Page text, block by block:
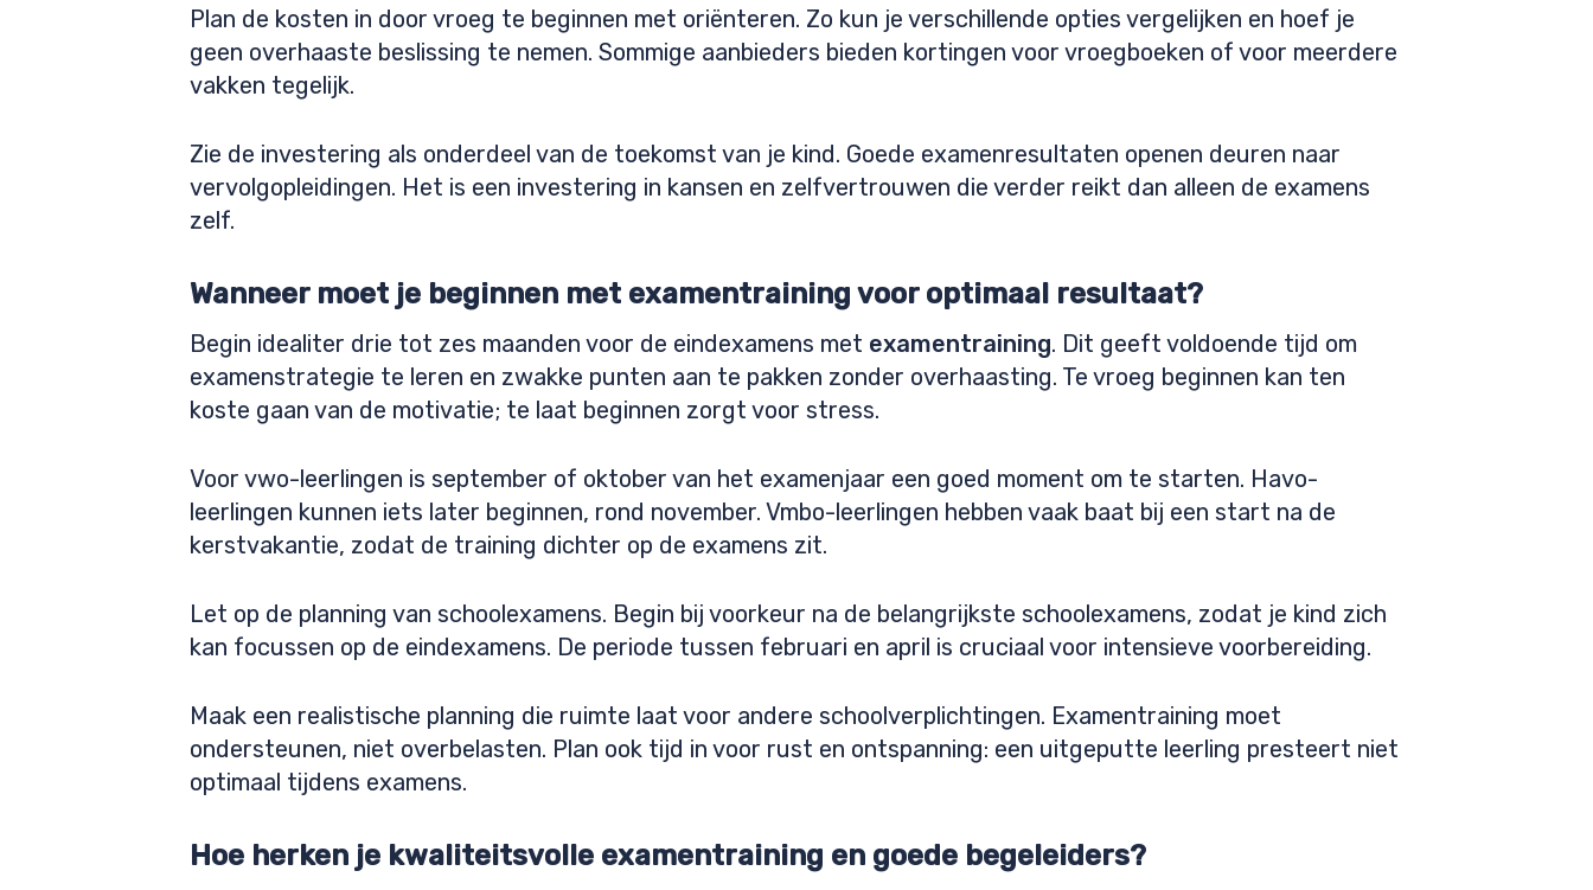
Plan de kosten in door vroeg te beginnen met oriënteren. Zo kun je verschillende opties vergelijken en hoef je
geen overhaaste beslissing te nemen. Sommige aanbieders bieden kortingen voor vroegboeken of voor meerdere
vakken tegelijk.
Zie de investering als onderdeel van de toekomst van je kind. Goede examenresultaten openen deuren naar
vervolgopleidingen. Het is een investering in kansen en zelfvertrouwen die verder reikt dan alleen de examens
zelf.
Wanneer moet je beginnen met examentraining voor optimaal resultaat?
Begin idealiter drie tot zes maanden voor de eindexamens met examentraining. Dit geeft voldoende tijd om
examenstrategie te leren en zwakke punten aan te pakken zonder overhaasting. Te vroeg beginnen kan ten
koste gaan van de motivatie; te laat beginnen zorgt voor stress.
Voor vwo-leerlingen is september of oktober van het examenjaar een goed moment om te starten. Havo-
leerlingen kunnen iets later beginnen, rond november. Vmbo-leerlingen hebben vaak baat bij een start na de
kerstvakantie, zodat de training dichter op de examens zit.
Let op de planning van schoolexamens. Begin bij voorkeur na de belangrijkste schoolexamens, zodat je kind zich
kan focussen op de eindexamens. De periode tussen februari en april is cruciaal voor intensieve voorbereiding.
Maak een realistische planning die ruimte laat voor andere schoolverplichtingen. Examentraining moet
ondersteunen, niet overbelasten. Plan ook tijd in voor rust en ontspanning: een uitgeputte leerling presteert niet
optimaal tijdens examens.
Hoe herken je kwaliteitsvolle examentraining en goede begeleiders?